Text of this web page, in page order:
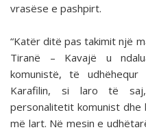
vrasëse e pashpirt.
“Katër ditë pas takimit një
Tiranë – Kavajë u
komunistë, të
Karafilin, si laro të
personalitetit komunist dhe
më lart. Në mesin e